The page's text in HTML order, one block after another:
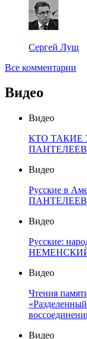
Сергей Лущ
Все комментарии
Видео
Видео
КТО ТАКИЕ
ПАНТЕЛЕЕВ -
Видео
Русские в
ПАНТЕЛЕЕВ
Видео
Русские:
НЕМЕНСКИЙ
Видео
Чтения
Видео